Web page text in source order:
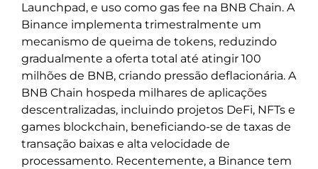
Launchpad, e uso como gas fee na BNB Chain. A
Binance implementa trimestralmente um
mecanismo de queima de tokens, reduzindo
gradualmente a oferta total até atingir 100
milhões de BNB, criando pressão deflacionária. A
BNB Chain hospeda milhares de aplicações
descentralizadas, incluindo projetos DeFi, NFTs e
games blockchain, beneficiando-se de taxas de
transação baixas e alta velocidade de
processamento. Recentemente, a Binance tem